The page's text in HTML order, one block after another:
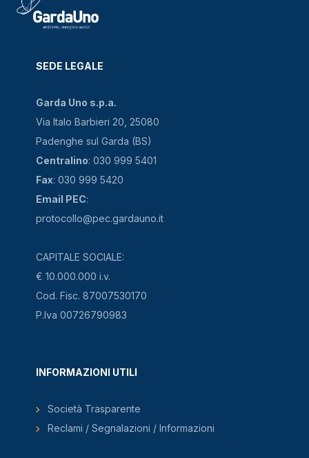
SEDE LEGALE
Garda Uno s.p.a.
Via Italo Barbieri 20, 25080
Padenghe sul Garda (BS)
Centralino: 030 999 5401
Fax: 030 999 5420
Email PEC:
protocollo@pec.gardauno.it
CAPITALE SOCIALE:
€ 10.000.000 i.v.
Cod. Fisc. 87007530170
P.Iva 00726790983
INFORMAZIONI UTILI
Società Trasparente
Reclami / Segnalazioni / Informazioni